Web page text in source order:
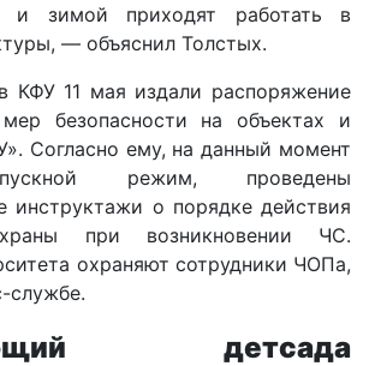
и зимой приходят работать в
— объяснил Толстых.
КФУ 11 мая издали распоряжение
безопасности на объектах и
Согласно ему, на данный момент
режим, проведены
инструктажи о порядке действия
при возникновении ЧС.
охраняют сотрудники ЧОПа,
службе.
детсада